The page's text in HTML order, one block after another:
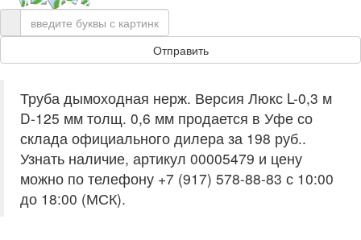
Труба дымоходная нерж. Версия Люкс L-0,3 м
D-125 мм толщ. 0,6 мм продается в Уфе со
склада официального дилера за 198 руб..
Узнать наличие, артикул 00005479 и цену
можно по телефону +7 (917) 578-88-83 с 10:00
до 18:00 (МСК).